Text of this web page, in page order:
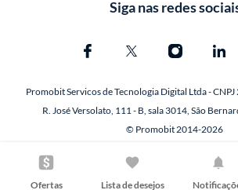
Ofertas Lista de desejos
Siga nas redes
Promobit Servicos de Tecnologia Digital Ltda -
R. José Versolato, 111 - B, sala 3014, São
© Promobit 2014-2026